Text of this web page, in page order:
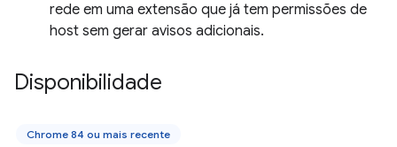
rede em uma extensão que já tem permissões de
host sem gerar avisos adicionais.
Disponibilidade
Chrome 84 ou mais recente